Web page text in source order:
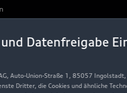
und Datenfreigabe
Auto-Union-Straße 1, 85057
Dritter, die Cookies und ähnliche